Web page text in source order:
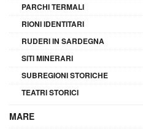
PARCHI TERMALI
RIONI IDENTITARI
RUDERI IN SARDEGNA
SITI MINERARI
SUBREGIONI STORICHE
TEATRI STORICI
MARE